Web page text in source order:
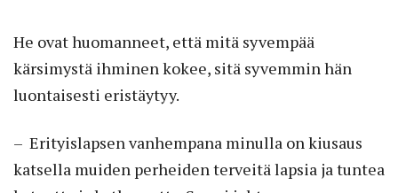
He ovat huomanneet, että mitä syvempää
kärsimystä ihminen kokee, sitä syvemmin hän
luontaisesti eristäytyy.
– Erityislapsen vanhempana minulla on kiusaus
katsella muiden perheiden terveitä lapsia ja tuntea